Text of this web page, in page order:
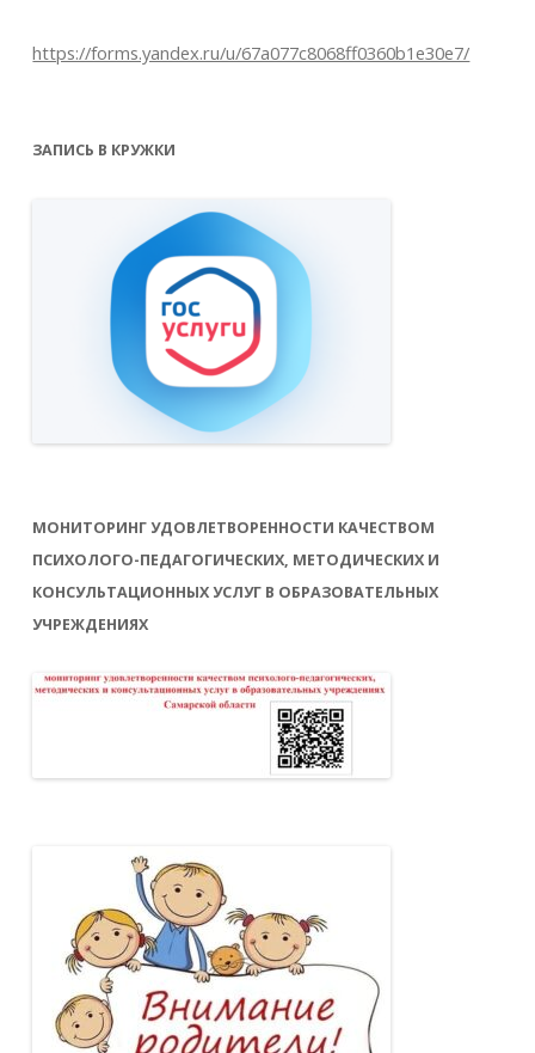
https://forms.yandex.ru/u/67a077c8068ff0360b1e30e7/
ЗАПИСЬ В КРУЖКИ
МОНИТОРИНГ УДОВЛЕТВОРЕННОСТИ КАЧЕСТВОМ
ПСИХОЛОГО-ПЕДАГОГИЧЕСКИХ, МЕТОДИЧЕСКИХ И
КОНСУЛЬТАЦИОННЫХ УСЛУГ В ОБРАЗОВАТЕЛЬНЫХ
УЧРЕЖДЕНИЯХ